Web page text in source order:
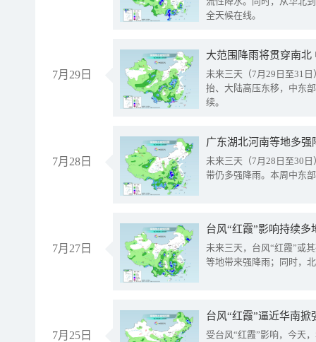
全天候在线。
7月29日
大范围降雨将贯穿南
未来三天（7月29日至31
抬、大陆高压东移，中东
续。
7月28日
广东湖北河南等地多
未来三天（7月28日至30
带仍多强降雨。本周中东
7月27日
台风“红霞”影响持续
未来三天，台风“红霞”或
等地带来强降雨；同时，
7月25日
台风“红霞”逼近华南
受台风“红霞”影响，今天